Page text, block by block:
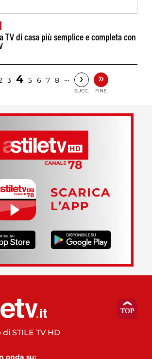
TV di casa più semplice e completa con
3 4 5 6 7 8 … ›
SUCC.
»
FINE
SCARICA
L’APP
STILE TV HD
onda su: